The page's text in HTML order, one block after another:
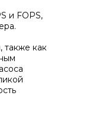
и FOPS,
также как